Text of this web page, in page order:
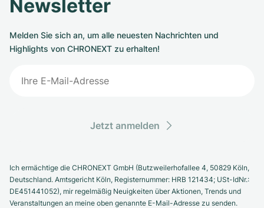
Newsletter
Melden Sie sich an, um alle neuesten Nachrichten und
Highlights von CHRONEXT zu erhalten!
Jetzt anmelden
Ich ermächtige die CHRONEXT GmbH (Butzweilerhofallee 4, 50829 Köln,
Deutschland. Amtsgericht Köln, Registernummer: HRB 121434; USt-IdNr.:
DE451441052), mir regelmäßig Neuigkeiten über Aktionen, Trends und
Veranstaltungen an meine oben genannte E-Mail-Adresse zu senden.